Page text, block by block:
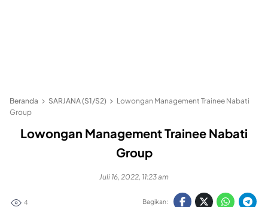
Beranda SARJANA (S1/S2)
Lowongan Management Trainee Nabati
Group
Lowongan Management Trainee Nabati
Group
Juli 16, 2022, 11:23 am
4 Bagikan: